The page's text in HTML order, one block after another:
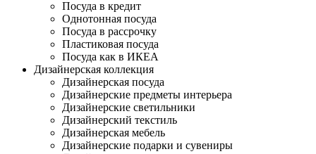
Посуда в кредит
Однотонная посуда
Посуда в рассрочку
Пластиковая посуда
Посуда как в ИКЕА
Дизайнерская коллекция
Дизайнерская посуда
Дизайнерские предметы интерьера
Дизайнерские светильники
Дизайнерский текстиль
Дизайнерская мебель
Дизайнерские подарки и сувениры